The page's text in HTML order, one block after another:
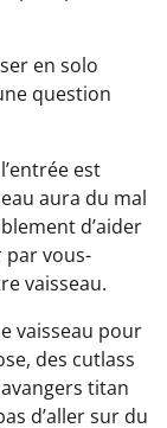
en solo
question
est
aura du mal
d’aider
par vous-
vaisseau.
vaisseau pour
des cutlass
titan
d’aller sur du